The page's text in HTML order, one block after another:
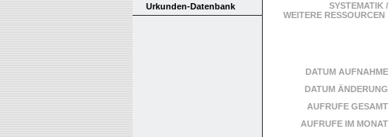
Urkunden-Datenbank
SYSTEMATIK /
WEITERE RESSOURCEN
DATUM AUFNAHME
DATUM ÄNDERUNG
AUFRUFE GESAMT
AUFRUFE IM MONAT